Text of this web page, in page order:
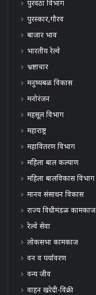
पुरवठा विभाग
पुरस्कार,गौरव
बाजार भाव
भारतीय रेल्वे
भ्रष्टाचार
मनुष्यबळ विकास
मनोरंजन
महसूल विभाग
महाराष्ट्र
महावितरण विभाग
महिला बाल कल्याण
महिला बालविकास विभाग
मानव संसाधन विकास
राज्य विधीमंडळ कामकाज
रेल्वे सेवा
लोकसभा कामकाज
वन व पर्यावरण
वन्य जीव
वाहन खरेदी-विक्री